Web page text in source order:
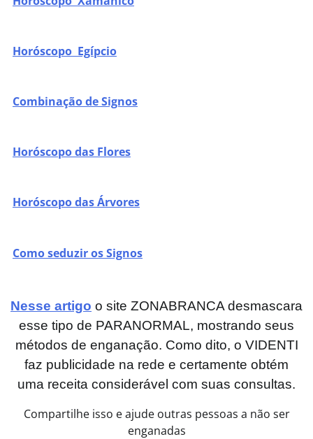
Horóscopo Egípcio
Combinação de Signos
Horóscopo das Flores
Horóscopo das Árvores
Como seduzir os Signos
Nesse artigo o site ZONABRANCA desmascara
esse tipo de PARANORMAL, mostrando seus
métodos de enganação. Como dito, o VIDENTI
faz publicidade na rede e certamente obtém
uma receita considerável com suas consultas.
Compartilhe isso e ajude outras pessoas a não ser
enganadas